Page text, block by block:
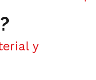
y